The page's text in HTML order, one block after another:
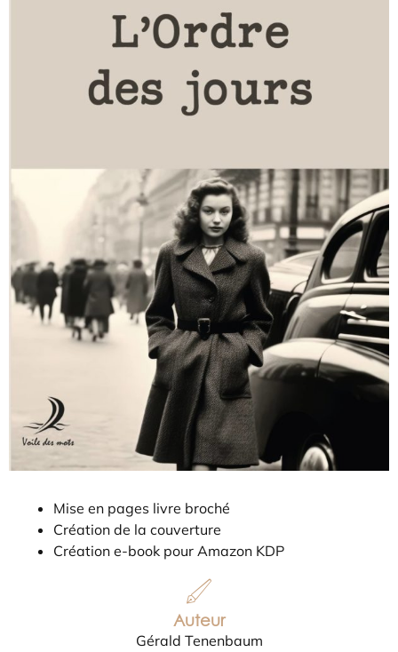
Mise en pages livre broché
Création de la couverture
Création e-book pour Amazon KDP
Auteur
Gérald Tenenbaum